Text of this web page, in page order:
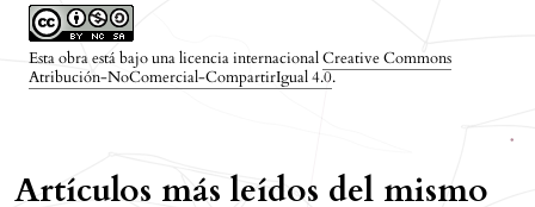
Esta obra está bajo una licencia internacionalCreative Commons
Atribución-NoComercial-CompartirIgual 4.0.
Artículos más leídos del mismo